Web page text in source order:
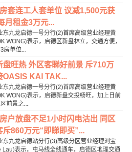
套连工人套单位 议减1,500元获
月租金3万元...
东九龙启德一号分行(2)首席高级营业经理黄
WONG)表示，启德区新盘林立，交通方便，
房单位...
盘旺热 外区客睇好前景 斥710万
OASIS KAI TAK...
东九龙启德一号分行(2)首席高级营业经理黄
WONG)表示，启德新盘交投畅旺，加上日前
前景之...
户放盘不足1小时闪电沽出 同区
斥860万元“即睇即买”...
东九龙启德站分行(3)高级分区营业经理刘宝
Lau)表示，屯马线全线通车，启德区地理交通